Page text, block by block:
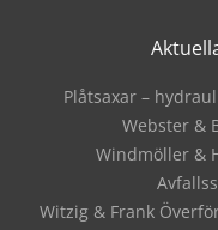
Plåtsaxar –
Webster &
Windmöller &
Witzig & Frank